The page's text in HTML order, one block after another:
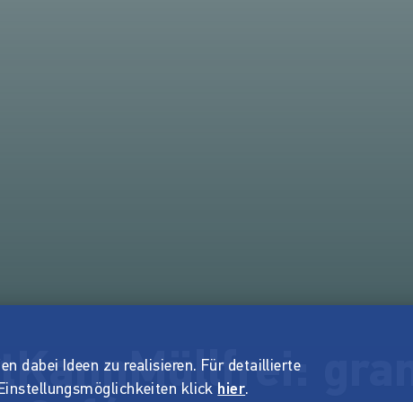
dabei Ideen zu realisieren. Für detaillierte
klick hier.